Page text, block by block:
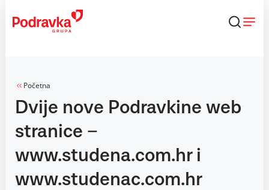
content
Početna
Dvije nove Podravkine web
stranice –
www.studena.com.hr i
www.studenac.com.hr